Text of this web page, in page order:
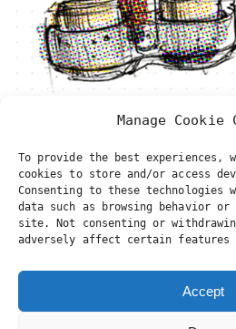
Manage Cookie
To provide the best experiences,
cookies to store and/or access
Consenting to these
data such as browsing behavior
site. Not consenting or
adversely affect certain features
Accept
Tätigkeit: Konzept/
Vertrieb
Das Mühlenset besticht
Einfachheit und spielerische
hin zur finalen Fertigung